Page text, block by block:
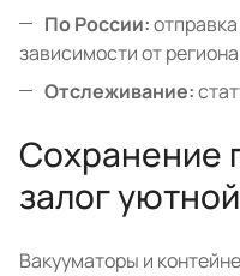
По России:
зависимости от
Отслеживание:
Сохранение
залог
Вакууматоры и